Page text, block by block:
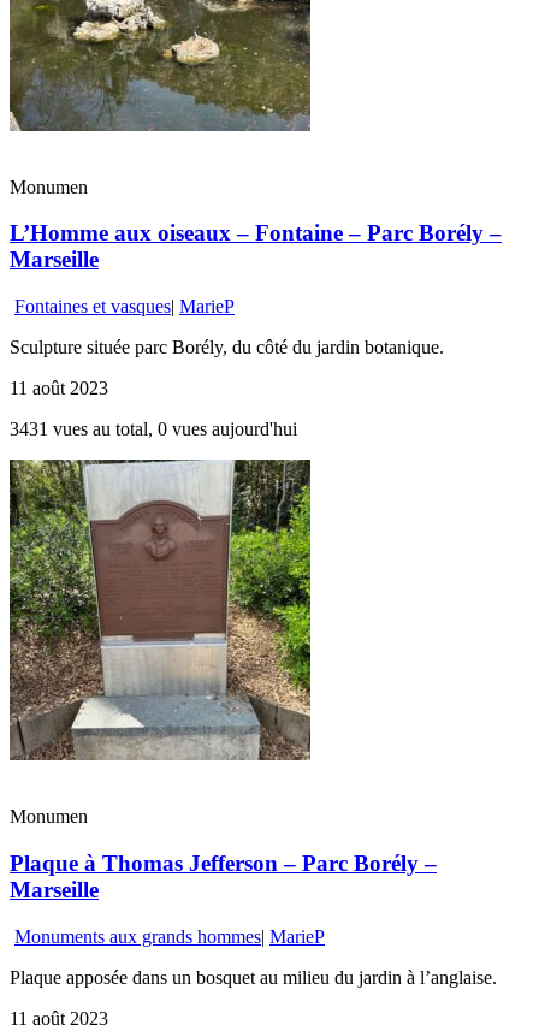
Monumen
L’Homme aux oiseaux – Fontaine – Parc Borély –
Marseille
Fontaines et vasques| MarieP
Sculpture située parc Borély, du côté du jardin botanique.
11 août 2023
3431 vues au total, 0 vues aujourd'hui
Monumen
Plaque à Thomas Jefferson – Parc Borély –
Marseille
Monuments aux grands hommes| MarieP
Plaque apposée dans un bosquet au milieu du jardin à l’anglaise.
11 août 2023